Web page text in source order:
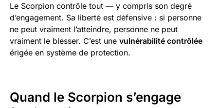
Le Scorpion contrôle tout — y compris son degré
d’engagement. Sa liberté est défensive : si personne
ne peut vraiment l’atteindre, personne ne peut
vraiment le blesser. C’est une vulnérabilité contrôlée
érigée en système de protection.
Quand le Scorpion s’engage